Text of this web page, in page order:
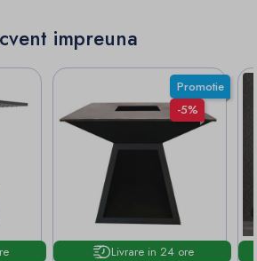
impreuna
Promotie
-5%
Livrare in 24 ore